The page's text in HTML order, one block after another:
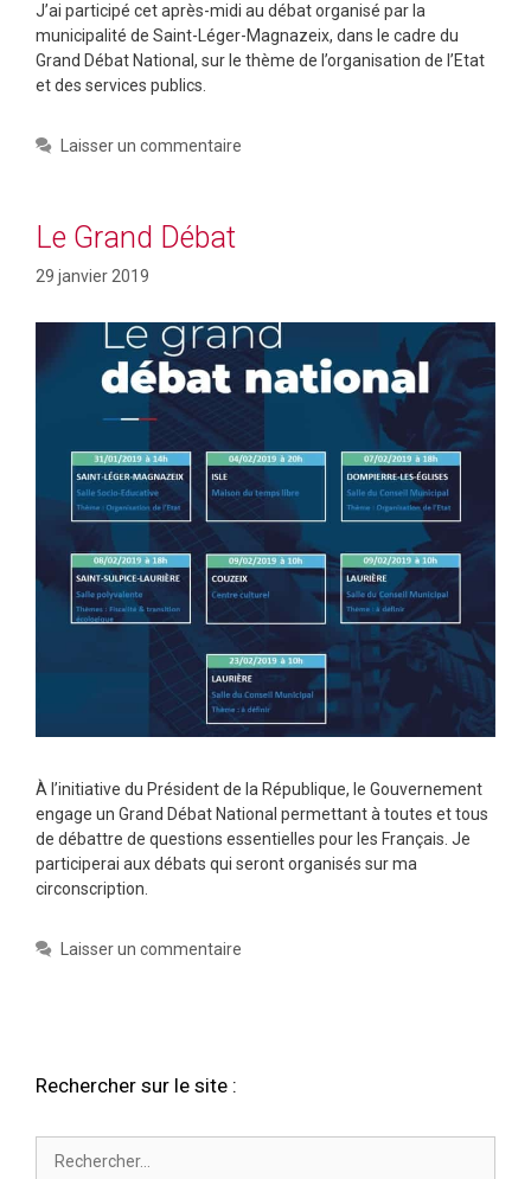
J’ai participé cet après-midi au débat organisé par la
municipalité de Saint-Léger-Magnazeix, dans le cadre du
Grand Débat National, sur le thème de l’organisation de l’Etat
et des services publics.
Laisser un commentaire
Le Grand Débat
29 janvier 2019
À l’initiative du Président de la République, le Gouvernement
engage un Grand Débat National permettant à toutes et tous
de débattre de questions essentielles pour les Français. Je
participerai aux débats qui seront organisés sur ma
circonscription.
Laisser un commentaire
Rechercher sur le site :